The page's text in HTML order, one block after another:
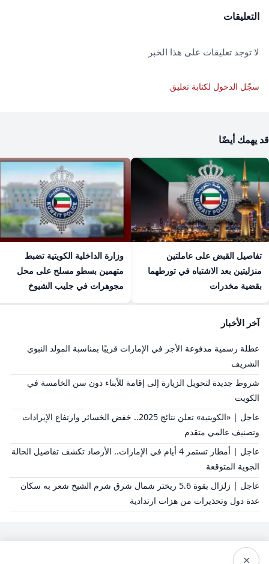
التعليقات
لا توجد تعليقات على هذا الخبر
سجّل الدخول لكتابة تعليق
قد يهمك أيضًا
تفاصيل القبض على عاملتين
منزليتين بعد الاشتباه في تورطهما
بقضية مخدرات
وزارة الداخلية الكويتية تضبط
متهمين بسطو مسلح على محل
مجوهرات في جليب الشيوخ
آخر الأخبار
عطلة رسمية مدفوعة الأجر في الإمارات قريبًا بمناسبة المولد النبوي
الشريف
شروط جديدة لتحويل الزيارة إلى إقامة للأبناء دون سن الخامسة في
الكويت
عاجل | «الكويتية» تعلن نتائج 2025.. خفض الخسائر وارتفاع الإيرادات
وتصنيف عالمي متقدم
عاجل | أمطار تستمر 4 أيام في الإمارات.. الأرصاد تكشف تفاصيل الحالة
الجوية المتوقعة
عاجل | زلزال بقوة 5.6 ريختر شمال شرق شرم الشيخ شعر به سكان
عدة دول وتحذيرات من هزات ارتدادية
×